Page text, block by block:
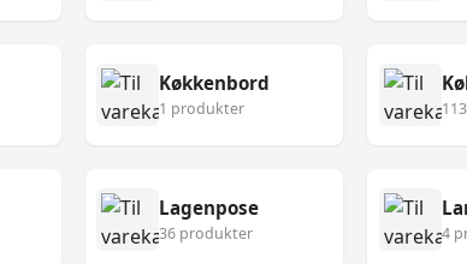
Køkkenbord
1 produkter
Lagenpose
36 produkter 4